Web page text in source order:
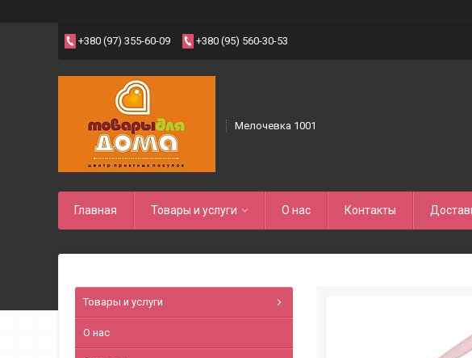
+380 (97) 355-60-09 +380 (95) 560-30-53
Мелочевка 1001
Главная Товары и услуги О нас Контакты
Товары и услуги
О нас